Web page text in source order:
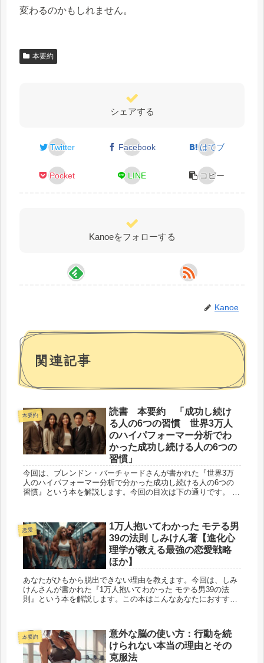
変わるのかもしれません。
本要約
シェアする
Twitter Facebook はてブ
Pocket LINE コピー
Kanoeをフォローする
Kanoe
関連記事
本要約
読書 本要約 「成功し続け
る人の6つの習慣 世界3万人
のハイパフォーマー分析でわ
かった成功し続ける人の6つの
習慣」
今回は、ブレンドン・バーチャードさんが書かれた『世界3万
人のハイパフォーマー分析で分かった成功し続ける人の6つの
習慣』という本を解説します。今回の目次は下の通りです。 先
恋愛
1万人抱いてわかった モテる男
39の法則 しみけん著【進化心
理学が教える最強の恋愛戦略
ほか】
あなたがひもから脱出できない理由を教えます。今回は、しみ
けんさんが書かれた『1万人抱いてわかった モテる男39の法
則』という本を解説します。この本はこんなあなたにおすすめ
本要約
意外な脳の使い方：行動を続
けられない本当の理由とその
克服法